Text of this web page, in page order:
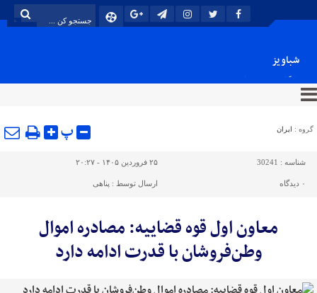
شباویز
گروه : ایران پ
شناسه : 30241 ۲۵ فروردین ۱۴۰۵ - ۲۰:۲۷
۰ دیدگاه ارسال توسط : پناهی
معاون اول قوه قضاییه: مصادره اموال
وطن‌فروشان با قدرت ادامه دارد